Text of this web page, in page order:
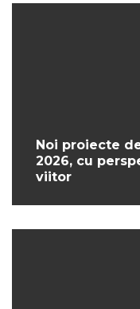
Noi proiecte
2026, cu
viitor